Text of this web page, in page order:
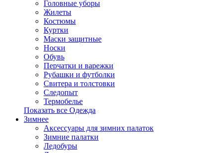
Головные уборы
Жилеты
Костюмы
Куртки
Маски защитные
Носки
Обувь
Перчатки и варежки
Рубашки и футболки
Свитера и толстовки
Следопыт
Термобелье
Показать все Одежда
Зимнее
Аксессуары для зимних палаток
Зимние палатки
Ледобуры